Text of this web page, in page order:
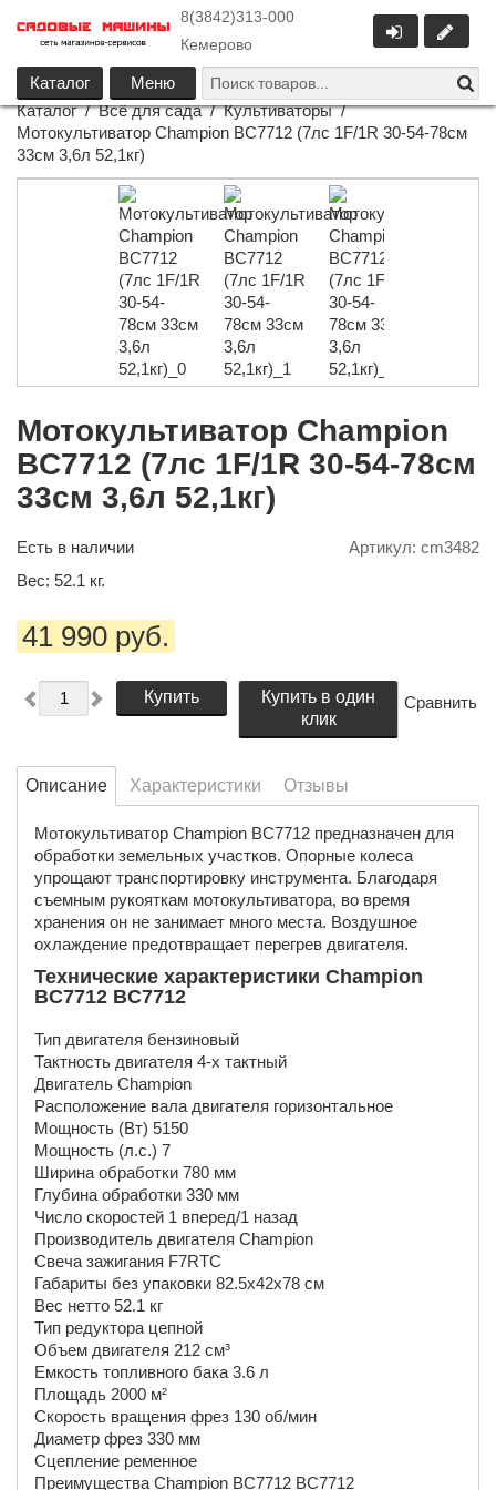
8(3842)313-000
Кемерово
Каталог
Меню
Каталог / Всё для сада / Культиваторы /
Мотокультиватор Champion ВC7712 (7лс 1F/1R 30-54-78см
33см 3,6л 52,1кг)
Мотокультиватор Champion
ВC7712 (7лс 1F/1R 30-54-78см
33см 3,6л 52,1кг)
Артикул: cm3482
Есть в наличии
Вес: 52.1 кг.
41 990 руб.
Купить
Купить в один
клик
Сравнить
Описание Характеристики Отзывы
Мотокультиватор Champion ВC7712 предназначен для
обработки земельных участков. Опорные колеса
упрощают транспортировку инструмента. Благодаря
съемным рукояткам мотокультиватора, во время
хранения он не занимает много места. Воздушное
охлаждение предотвращает перегрев двигателя.
Технические характеристики Champion
BC7712 ВC7712
Тип двигателя бензиновый
Тактность двигателя 4-х тактный
Двигатель Champion
Расположение вала двигателя горизонтальное
Мощность (Вт) 5150
Мощность (л.с.) 7
Ширина обработки 780 мм
Глубина обработки 330 мм
Число скоростей 1 вперед/1 назад
Производитель двигателя Champion
Свеча зажигания F7RTC
Габариты без упаковки 82.5х42х78 см
Вес нетто 52.1 кг
Тип редуктора цепной
Объем двигателя 212 см³
Емкость топливного бака 3.6 л
Площадь 2000 м²
Скорость вращения фрез 130 об/мин
Диаметр фрез 330 мм
Сцепление ременное
Преимущества Champion BC7712 ВC7712